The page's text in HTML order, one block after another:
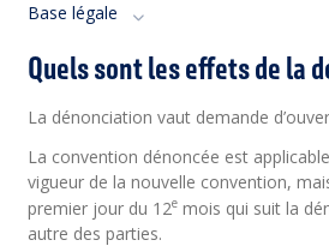
Base légale
Quels sont les effets de la
La dénonciation vaut demande
La convention dénoncée est applicable
vigueur de la nouvelle convention,
premier jour du 12e mois qui suit la
autre des parties.